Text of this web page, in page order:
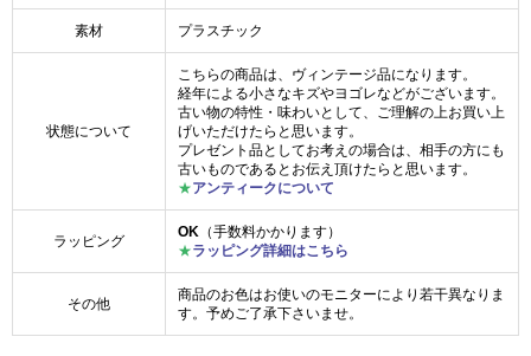
素材 プラスチック
状態について
こちらの商品は、ヴィンテージ品になります。
経年による小さなキズやヨゴレなどがございます。
古い物の特性・味わいとして、ご理解の上お買い上
げいただけたらと思います。
プレゼント品としてお考えの場合は、相手の方にも
古いものであるとお伝え頂けたらと思います。
★アンティークについて
ラッピング
OK （手数料かかります）
★ラッピング詳細はこちら
その他
商品のお色はお使いのモニターにより若干異なりま
す。予めご了承下さいませ。